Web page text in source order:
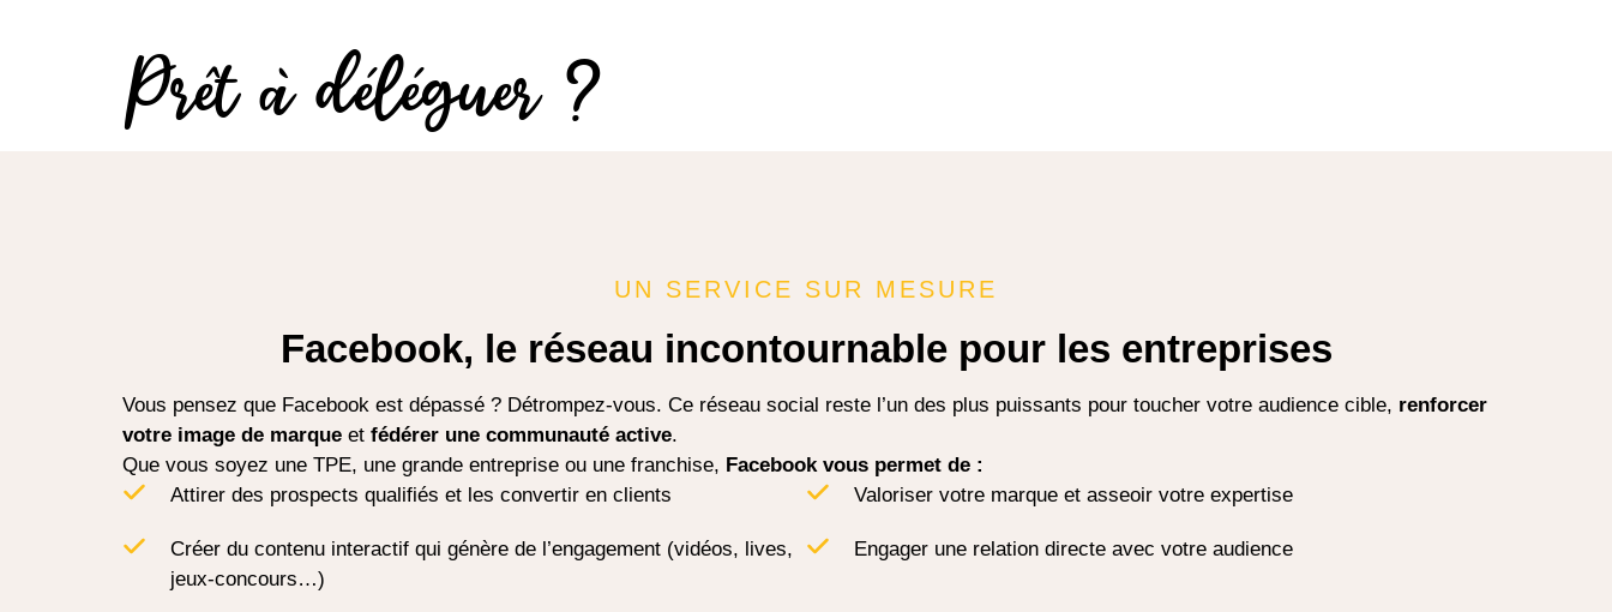
Prêt à déléguer ?
UN SERVICE SUR MESURE
Facebook, le réseau incontournable pour les entreprises
Vous pensez que Facebook est dépassé ? Détrompez-vous. Ce réseau social reste l’un des plus puissants pour toucher votre audience cible, renforcer
votre image de marque et fédérer une communauté active.
Que vous soyez une TPE, une grande entreprise ou une franchise, Facebook vous permet de :
Attirer des prospects qualifiés et les convertir en clients
Valoriser votre marque et asseoir votre expertise
Créer du contenu interactif qui génère de l’engagement (vidéos, lives,
jeux-concours…)
Engager une relation directe avec votre audience